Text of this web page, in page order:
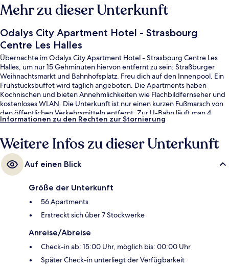
Mehr zu dieser Unterkunft
Odalys City Apartment Hotel - Strasbourg
Centre Les Halles
Übernachte im Odalys City Apartment Hotel - Strasbourg Centre Les
Halles, um nur 15 Gehminuten hiervon entfernt zu sein: Straßburger
Weihnachtsmarkt und Bahnhofsplatz. Freu dich auf den Innenpool. Ein
Frühstücksbuffet wird täglich angeboten. Die Apartments haben
Kochnischen und bieten Annehmlichkeiten wie Flachbildfernseher und
kostenloses WLAN. Die Unterkunft ist nur einen kurzen Fußmarsch von
den öffentlichen Verkehrsmitteln entfernt: Zur U-Bahn läuft man 4
Minuten (Straßenbahnhaltestelle Ancienne Synagogue/Les Halles) bzw.
Informationen zu den Rechten zur Stornierung
Weitere Infos zu dieser Unterkunft
Auf einen Blick
Größe der Unterkunft
56 Apartments
Erstreckt sich über 7 Stockwerke
Anreise/Abreise
Check-in ab: 15:00 Uhr, möglich bis: 00:00 Uhr
Später Check-in unterliegt der Verfügbarkeit